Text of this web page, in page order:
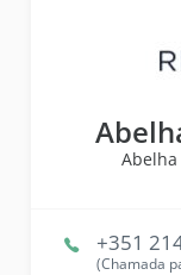
+351
(Chamada